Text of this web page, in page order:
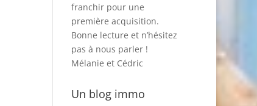
franchir pour une
première acquisition.
Bonne lecture et n’hésitez
pas à nous parler !
Mélanie et Cédric
Un blog immo